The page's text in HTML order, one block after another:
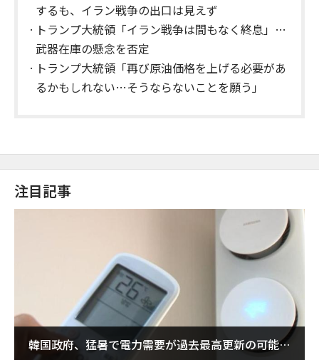
するも、イラン戦争の出口は見えず
トランプ大統領「イラン戦争は間もなく終息」…
武器在庫の懸念を否定
トランプ大統領「再び原油価格を上げる必要があ
るかもしれない…そうならないことを願う」
注目記事
韓国政府、猛暑で電力需要が過去最高更新の可能性